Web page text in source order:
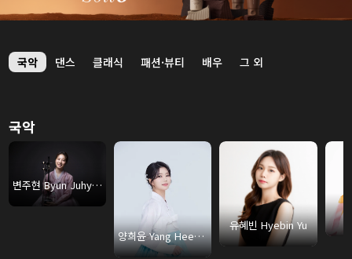
국악 댄스 클래식 패션·뷰티 배우 그 외
국악
변주현 Byun Juhyun
양희윤 Yang Heeyoon
유혜빈 Hyebin Yu